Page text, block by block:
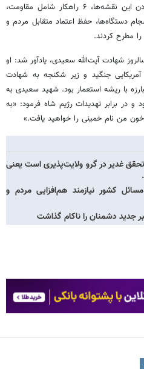
شتاب‌زده کند. ایشان برای بی‌تاثیر کردن این نقشه‌ها، ۶ راهکار شامل مقاومت،
دستگاه‌ها، حفظ اعتماد متقابل مردم و
مطرح کردند.
گرامیداشت ۲۰ خرداد، سالروز شهادت آیت‌الله سعیدی، یادآور شد: او
آمریکایی جنگید و زیر شکنجه به شهادت
با ریشه استعمار بود. شهید سعیدی به
در برابر تهدیدات رژیم شاه فرمود: «به
من نام خمینی را خواهید یافت.»
غدیر در گرو ولایت‌پذیری است یعنی
کشور نیازمند هم‌افزایی مردم و
جدید دشمنان را ناکام گذاشت